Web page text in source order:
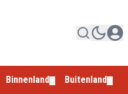
Binnenland Buitenland